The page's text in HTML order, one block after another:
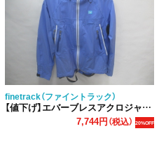
finetrack（ファイントラック）
【値下げ】エバーブレスアクロジャケット レディース
7,744円（税込） 20%OFF